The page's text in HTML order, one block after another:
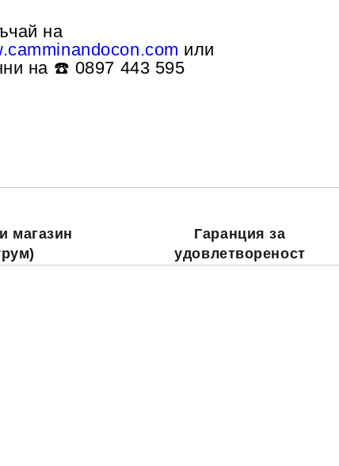
на
или
на ☎️ 0897 443 595
магазин
Гаранция за
удовлетвореност